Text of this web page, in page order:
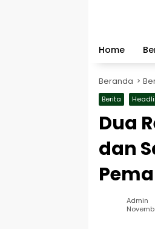
Home
Beranda
Berita
Dua
dan
Admin